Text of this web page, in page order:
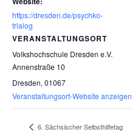
https://dresden.de/psychko-
trialog
VERANSTALTUNGSORT
Volkshochschule Dresden e.V.
Annenstraße 10
Dresden, 01067
Veranstaltungsort-Website anzeigen
6. Sächsischer Selbsthilfetag